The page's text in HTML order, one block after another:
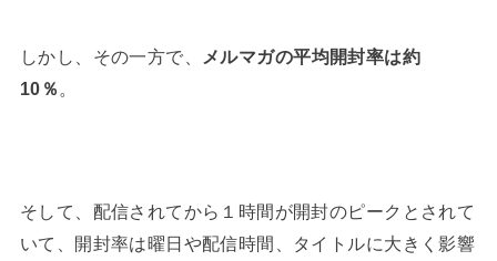
しかし、その一方で、
メルマガの平均開封率は約
10％ 。
そして、配信されてから１時間が開封のピークとされて
いて、開封率は曜日や配信時間、タイトルに大きく影響